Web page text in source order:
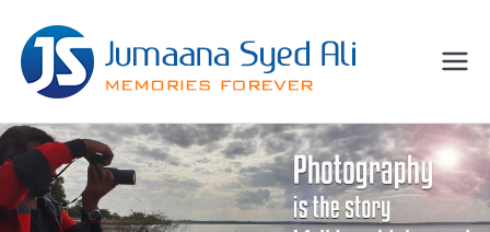
content
Jum
aana
Syed
Memories